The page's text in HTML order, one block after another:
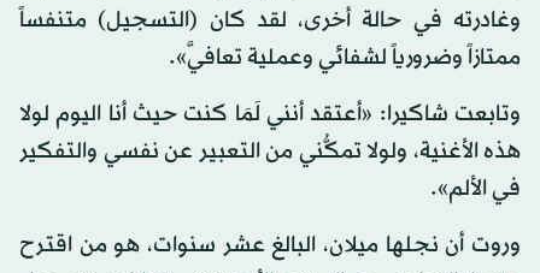
وغادرته في حالة أخرى، لقد كان (التسجيل) متنفساً
ممتازاً وضرورياً لشفائي وعملية تعافيَّ».
وتابعت شاكيرا: «أعتقد أنني لَمَا كنت حيث أنا اليوم لولا
هذه الأغنية، ولولا تمكُّني من التعبير عن نفسي والتفكير
في الألم».
وروت أن نجلها ميلان، البالغ عشر سنوات، هو من اقترح